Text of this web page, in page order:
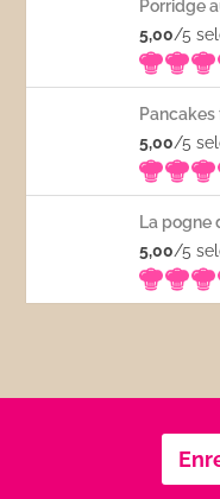
5,00/5
5,00/5
La pogne
5,00/5